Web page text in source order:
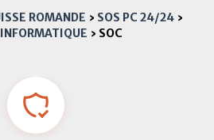
ROMANDE › SOS PC 24/24 ›
› SOC